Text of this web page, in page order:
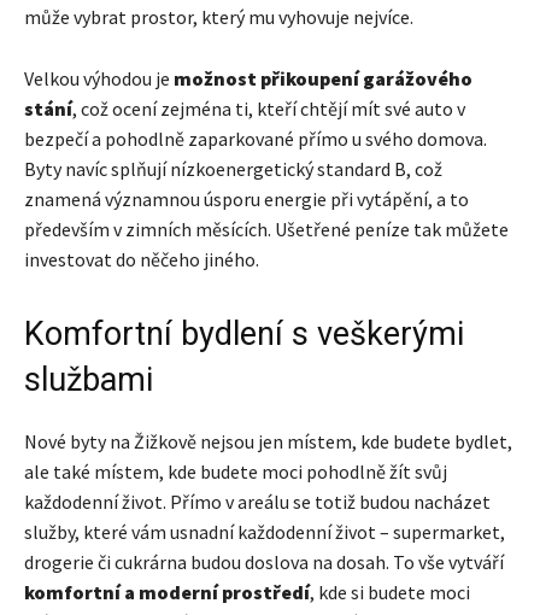
může vybrat prostor, který mu vyhovuje nejvíce.
Velkou výhodou je možnost přikoupení garážového
stání, což ocení zejména ti, kteří chtějí mít své auto v
bezpečí a pohodlně zaparkované přímo u svého domova.
Byty navíc splňují nízkoenergetický standard B, což
znamená významnou úsporu energie při vytápění, a to
především v zimních měsících. Ušetřené peníze tak můžete
investovat do něčeho jiného.
Komfortní bydlení s veškerými
službami
Nové byty na Žižkově nejsou jen místem, kde budete bydlet,
ale také místem, kde budete moci pohodlně žít svůj
každodenní život. Přímo v areálu se totiž budou nacházet
služby, které vám usnadní každodenní život – supermarket,
drogerie či cukrárna budou doslova na dosah. To vše vytváří
komfortní a moderní prostředí, kde si budete moci